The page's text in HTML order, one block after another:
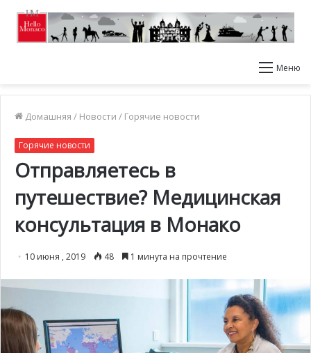
Меню
Домашняя / Новости / Горячие новости
Горячие новости
Отправляетесь в
путешествие? Медицинская
консультация в Монако
10 июня , 2019 48 1 минута на прочтение